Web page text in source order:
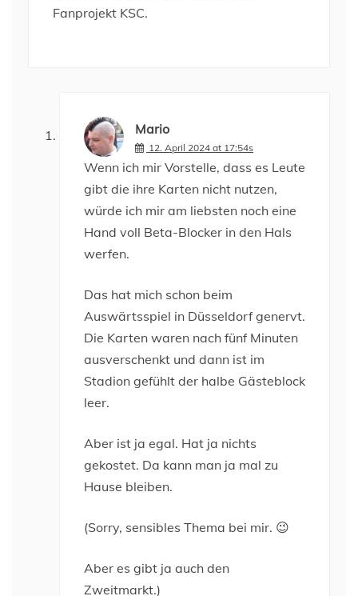
Fanprojekt KSC.
Mario
12. April 2024 at 17:54s
Wenn ich mir Vorstelle, dass es Leute
gibt die ihre Karten nicht nutzen,
würde ich mir am liebsten noch eine
Hand voll Beta-Blocker in den Hals
werfen.
Das hat mich schon beim
Auswärtsspiel in Düsseldorf genervt.
Die Karten waren nach fünf Minuten
ausverschenkt und dann ist im
Stadion gefühlt der halbe Gästeblock
leer.
Aber ist ja egal. Hat ja nichts
gekostet. Da kann man ja mal zu
Hause bleiben.
(Sorry, sensibles Thema bei mir. 😉
Aber es gibt ja auch den
Zweitmarkt.)